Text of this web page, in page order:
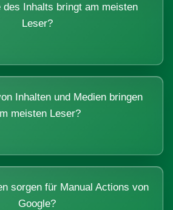
des Inhalts bringt am meisten
Leser?
Inhalten und Medien bringen
meisten Leser?
sorgen für Manual Actions von
Google?